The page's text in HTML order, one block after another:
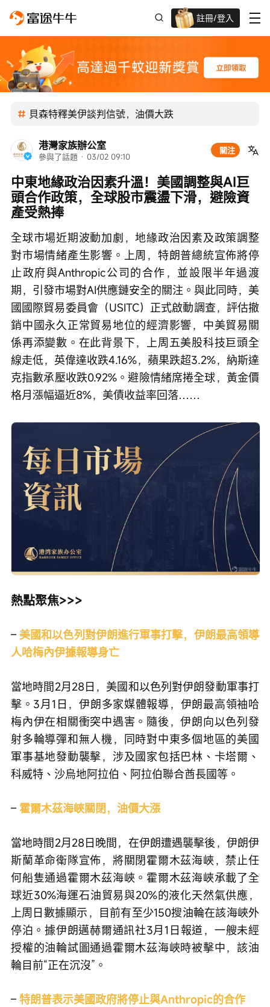
註冊/登入
貝森特釋美伊談判信號，油價大跌
港灣家族辦公室
參與了話題 · 03/02 09:10
關注
中東地緣政治因素升溫！美國調整與AI巨
頭合作政策，全球股市震盪下滑，避險資
產受熱捧
全球市場近期波動加劇，地緣政治因素及政策調整
對市場情緒產生影響。上周，特朗普總統宣佈將停
止政府與Anthropic公司的合作，並設限半年過渡
期，引發市場對AI供應鏈安全的關注。與此同時，美
國國際貿易委員會（USITC）正式啟動調查，評估撤
銷中國永久正常貿易地位的經濟影響，中美貿易關
係再添變數。在此背景下，上周五美股科技巨頭全
線走低，英偉達收跌4.16%，蘋果跌超3.2%，納斯達
克指數承壓收跌0.92%。避險情緒席捲全球，黃金價
格月漲幅逼近8%，美債收益率回落……
熱點聚焦>>>
– 美國和以色列對伊朗進行軍事打擊，伊朗最高領導
人哈梅內伊據報導身亡
當地時間2月28日，美國和以色列對伊朗發動軍事打
擊。3月1日，伊朗多家媒體報導，伊朗最高領袖哈
梅內伊在相關衝突中遇害。隨後，伊朗向以色列發
射多輪導彈和無人機，同時對中東多個地區的美國
軍事基地發動襲擊，涉及國家包括巴林、卡塔爾、
科威特、沙烏地阿拉伯、阿拉伯聯合酋長國等。
– 霍爾木茲海峽關閉，油價大漲
當地時間2月28日晚間，在伊朗遭遇襲擊後，伊朗伊
斯蘭革命衛隊宣佈，將關閉霍爾木茲海峽，禁止任
何船隻通過霍爾木茲海峽。霍爾木茲海峽承載了全
球近30%海運石油貿易與20%的液化天然氣供應，
上周日數據顯示，目前有至少150搜油輪在該海峽外
停泊。據伊朗邁赫爾通訊社3月1日報道，一艘未經
授權的油輪試圖通過霍爾木茲海峽時被擊中，該油
輪目前“正在沉沒”。
– 特朗普表示美國政府將停止與Anthropic的合作